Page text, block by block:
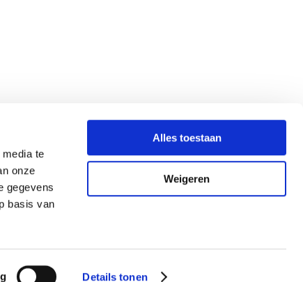
te
onze
gegevens
basis van
Details tonen
Alles toestaan
Weigeren